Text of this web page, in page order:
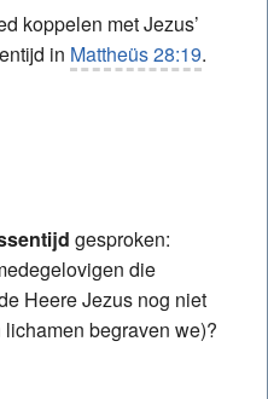
koppelen met Jezus’
in Mattheüs 28:19.
gesproken:
die
Heere Jezus nog niet
begraven we)?